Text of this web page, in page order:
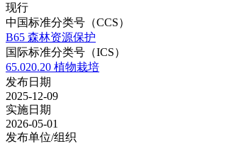
现行
中国标准分类号（CCS）
B65 森林资源保护
国际标准分类号（ICS）
65.020.20 植物栽培
发布日期
2025-12-09
实施日期
2026-05-01
发布单位/组织